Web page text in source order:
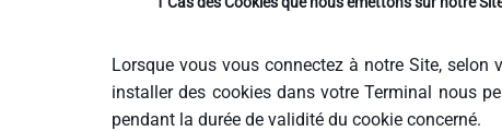
MEDIAS
Lorsque vous vous connectez à notre Site,
installer des cookies dans votre Terminal nous
pendant la durée de validité du cookie concerné.